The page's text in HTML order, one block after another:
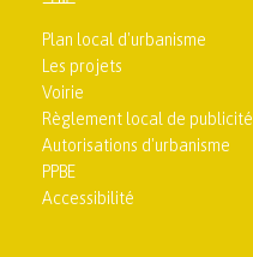
Plan local d'urbanisme
Les projets
Voirie
Règlement local de publicité
Autorisations d'urbanisme
PPBE
Accessibilité